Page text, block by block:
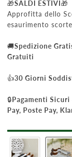
🎁SALDI ESTIVI🎁
Approfitta dello
esaurimento
🚚Spedizione
Gratuiti
👍30 Giorni
🔒Pagamenti Sicuri
Pay, Poste Pay,